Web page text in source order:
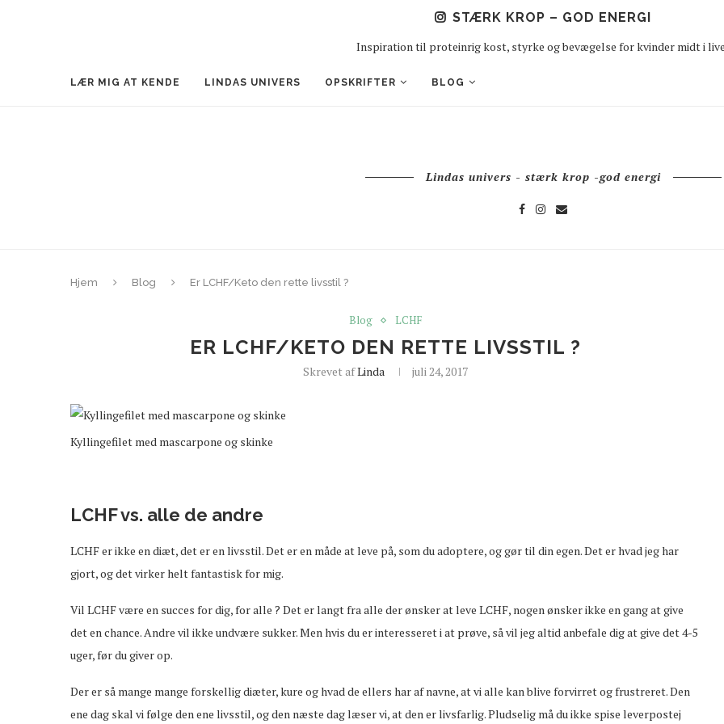
STÆRK KROP – GOD ENERGI
Inspiration til proteinrig kost, styrke og bevægelse for kvinder midt i
LÆR MIG AT KENDE LINDAS UNIVERS OPSKRIFTER BLOG
Lindas univers - stærk krop -god energi
Hjem Blog Er LCHF/Keto den rette livsstil ?
Blog LCHF
ER LCHF/KETO DEN RETTE LIVSSTIL ?
Skrevet afLinda juli 24, 2017
Kyllingefilet med mascarpone og skinke
LCHF vs. alle de andre
LCHF er ikke en diæt, det er en livsstil. Det er en måde at leve på, som du adoptere, og gør til din egen. Det er hvad jeg har
gjort, og det virker helt fantastisk for mig.
Vil LCHF være en succes for dig, for alle ? Det er langt fra alle der ønsker at leve LCHF, nogen ønsker ikke en gang at give
det en chance. Andre vil ikke undvære sukker. Men hvis du er interesseret i at prøve, så vil jeg altid anbefale dig at give det 4-5
uger, før du giver op.
Der er så mange mange forskellig diæter, kure og hvad de ellers har af navne, at vi alle kan blive forvirret og frustreret. Den
ene dag skal vi følge den ene livsstil, og den næste dag læser vi, at den er livsfarlig. Pludselig må du ikke spise leverpostej